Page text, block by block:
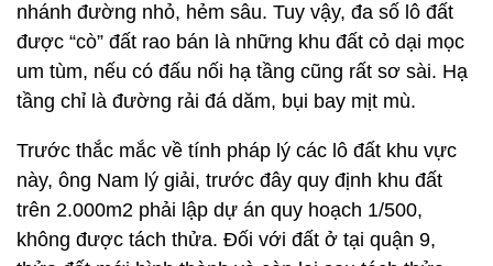
nhánh đường nhỏ, hẻm sâu. Tuy vậy, đa số lô đất
được “cò” đất rao bán là những khu đất cỏ dại mọc
um tùm, nếu có đấu nối hạ tầng cũng rất sơ sài. Hạ
tầng chỉ là đường rải đá dăm, bụi bay mịt mù.
Trước thắc mắc về tính pháp lý các lô đất khu vực
này, ông Nam lý giải, trước đây quy định khu đất
trên 2.000m2 phải lập dự án quy hoạch 1/500,
không được tách thửa. Đối với đất ở tại quận 9,